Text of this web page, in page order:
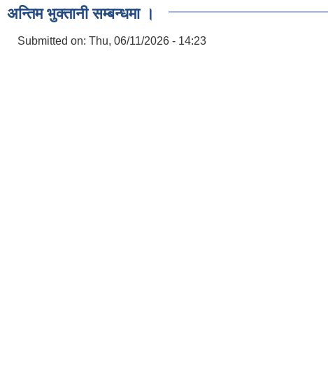
अन्तिम भुक्तानी सम्बन्धमा ।
Submitted on: Thu, 06/11/2026 - 14:23